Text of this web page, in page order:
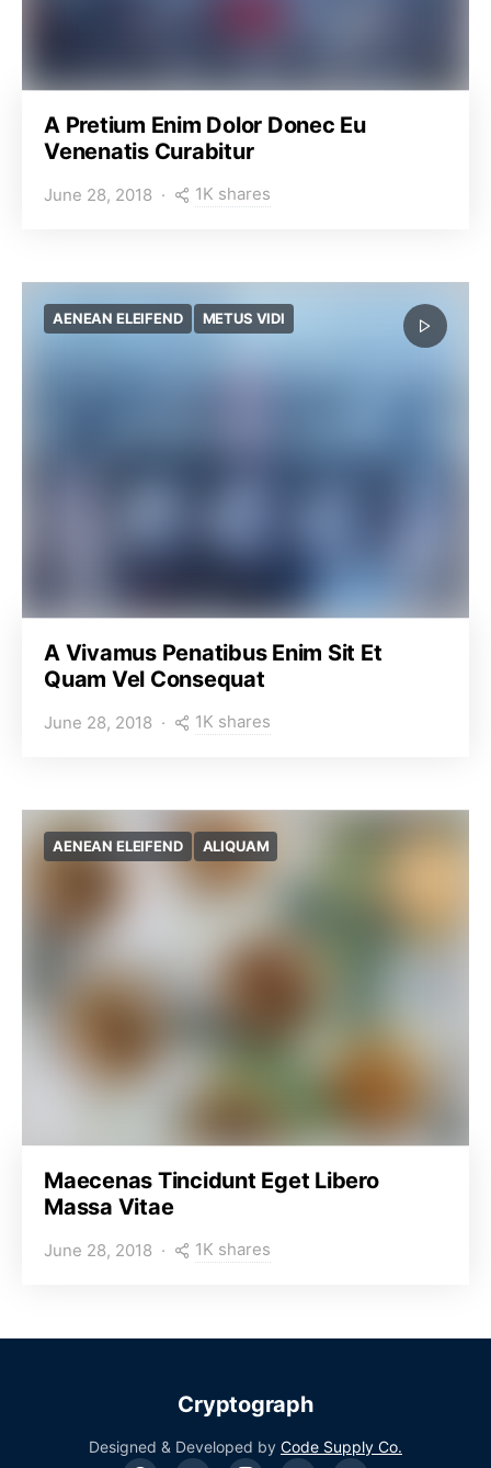
A Pretium Enim Dolor Donec Eu
Venenatis Curabitur
June 28, 2018 1K shares
AENEAN ELEIFEND METUS VIDI
A Vivamus Penatibus Enim Sit Et
Quam Vel Consequat
June 28, 2018 1K shares
AENEAN ELEIFEND ALIQUAM
Maecenas Tincidunt Eget Libero
Massa Vitae
June 28, 2018 1K shares
Cryptograph
Designed & Developed by Code Supply Co.